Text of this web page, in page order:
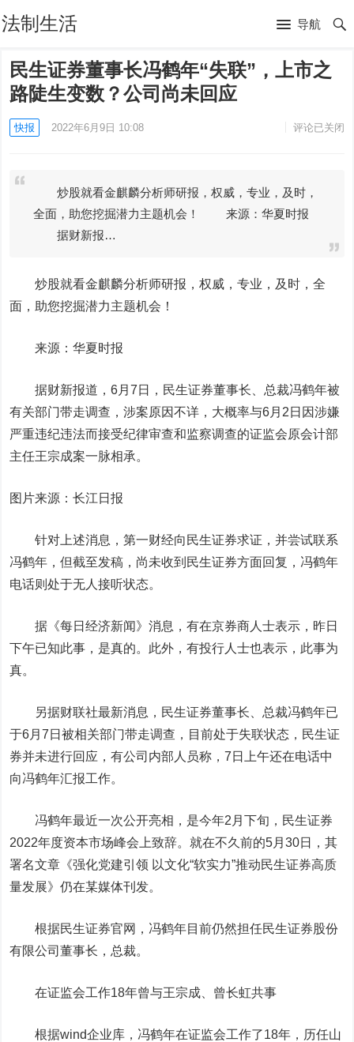
法制生活 导航
民生证券董事长冯鹤年“失联”，上市之
路陡生变数？公司尚未回应
快报 2022年6月9日 10:08 评论已关闭
炒股就看金麒麟分析师研报，权威，专业，及时，
全面，助您挖掘潜力主题机会！ 来源：华夏时报
据财新报…
炒股就看金麒麟分析师研报，权威，专业，及时，全
面，助您挖掘潜力主题机会！
来源：华夏时报
据财新报道，6月7日，民生证券董事长、总裁冯鹤年被
有关部门带走调查，涉案原因不详，大概率与6月2日因涉嫌
严重违纪违法而接受纪律审查和监察调查的证监会原会计部
主任王宗成案一脉相承。
图片来源：长江日报
针对上述消息，第一财经向民生证券求证，并尝试联系
冯鹤年，但截至发稿，尚未收到民生证券方面回复，冯鹤年
电话则处于无人接听状态。
据《每日经济新闻》消息，有在京券商人士表示，昨日
下午已知此事，是真的。此外，有投行人士也表示，此事为
真。
另据财联社最新消息，民生证券董事长、总裁冯鹤年已
于6月7日被相关部门带走调查，目前处于失联状态，民生证
券并未进行回应，有公司内部人员称，7日上午还在电话中
向冯鹤年汇报工作。
冯鹤年最近一次公开亮相，是今年2月下旬，民生证券
2022年度资本市场峰会上致辞。就在不久前的5月30日，其
署名文章《强化党建引领 以文化“软实力”推动民生证券高质
量发展》仍在某媒体刊发。
根据民生证券官网，冯鹤年目前仍然担任民生证券股份
有限公司董事长，总裁。
在证监会工作18年曾与王宗成、曾长虹共事
根据wind企业库，冯鹤年在证监会工作了18年，历任山